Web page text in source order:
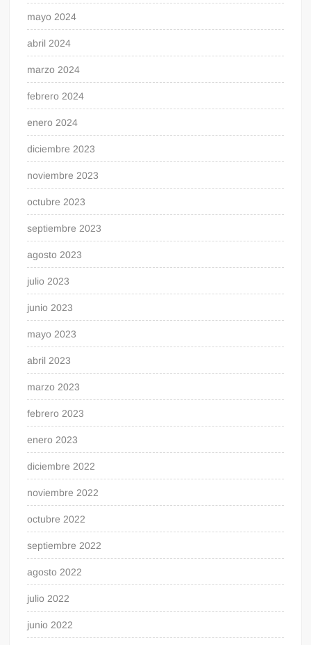
mayo 2024
abril 2024
marzo 2024
febrero 2024
enero 2024
diciembre 2023
noviembre 2023
octubre 2023
septiembre 2023
agosto 2023
julio 2023
junio 2023
mayo 2023
abril 2023
marzo 2023
febrero 2023
enero 2023
diciembre 2022
noviembre 2022
octubre 2022
septiembre 2022
agosto 2022
julio 2022
junio 2022